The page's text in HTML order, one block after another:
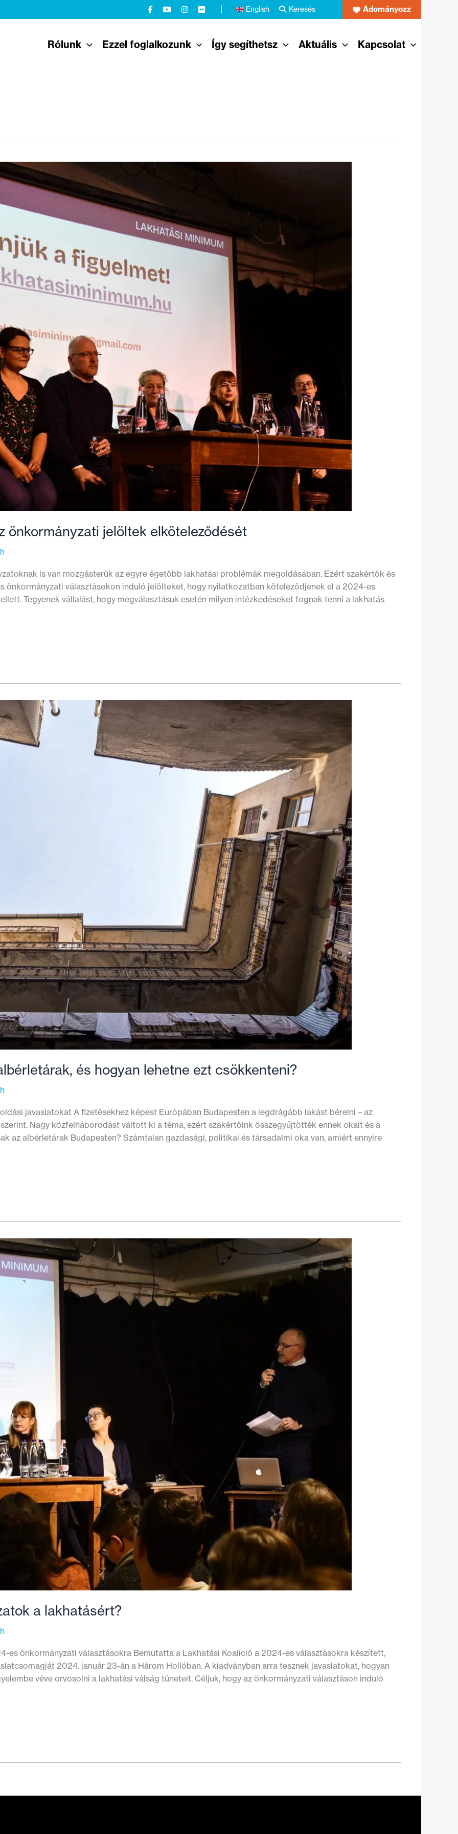
English Keresés Adományozz
Rólunk Ezzel foglalkozunk Így segíthetsz Aktuális Kapcsolat
önkormányzati jelöltek elköteleződését
is van mozgásterük az egyre égetőbb lakhatási problémák megoldásában. Ezért szakértők és
önkormányzati választásokon induló jelölteket, hogy nyilatkozatban köteleződjenek el a 2024-es
Tegyenek vállalást, hogy megválasztásuk esetén milyen intézkedéseket fognak tenni a lakhatás
és hogyan lehetne ezt csökkenteni?
javaslatokat A fizetésekhez képest Európában Budapesten a legdrágább lakást bérelni – az
Nagy közfelháborodást váltott ki a téma, ezért szakértőink összegyűjtötték ennek okait és a
az albérletárak Budapesten? Számtalan gazdasági, politikai és társadalmi oka van, amiért ennyire
a lakhatásért?
es önkormányzati választásokra Bemutatta a Lakhatási Koalíció a 2024-es választásokra készített,
2024. január 23-án a Három Hollóban. A kiadványban arra tesznek javaslatokat, hogyan
véve orvosolni a lakhatási válság tüneteit. Céljuk, hogy az önkormányzati választáson induló